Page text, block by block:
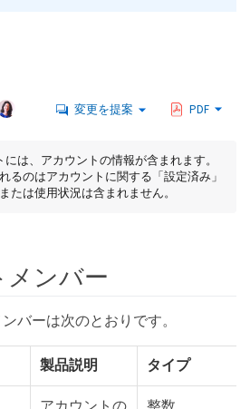
変更を提案 PDF
は、アカウントの情報が含まれます。
るのはアカウントに関する「設定済み」
たは使用状況は含まれません。
メンバー
バーは次のとおりです。
製品説明 タイプ
アカウントの
整数